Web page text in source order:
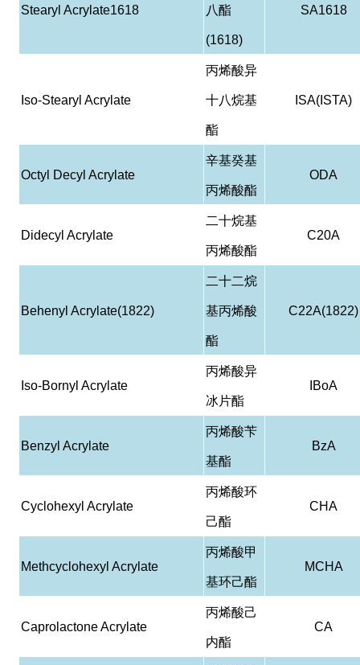
Stearyl Acrylate1618 八酯
(1618)
SA1618
Iso-Stearyl Acrylate
丙烯酸异
十八烷基
酯
ISA(ISTA)
Octyl Decyl Acrylate
辛基癸基
丙烯酸酯
ODA
Didecyl Acrylate
二十烷基
丙烯酸酯
C20A
Behenyl Acrylate(1822)
二十二烷
基丙烯酸
酯
C22A(1822)
Iso-Bornyl Acrylate
丙烯酸异
冰片酯
IBoA
Benzyl Acrylate
丙烯酸苄
基酯
BzA
Cyclohexyl Acrylate
丙烯酸环
己酯
CHA
Methcyclohexyl Acrylate
丙烯酸甲
基环己酯
MCHA
Caprolactone Acrylate
丙烯酸己
内酯
CA